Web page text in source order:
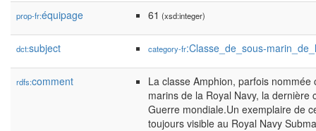
prop-fr:équipage 61 (xsd:integer)
dct:subject category-fr:Classe_de_sous-
rdfs:comment
La classe Amphion, parfois
marins de la Royal Navy, la dernière
Guerre mondiale.Un exemplaire de
toujours visible au Royal Navy